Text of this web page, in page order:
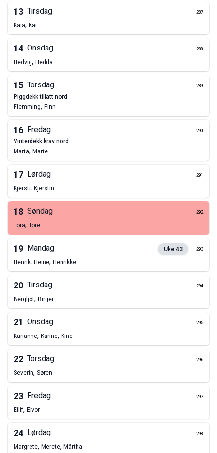
13 Tirsdag 287
Kaia, Kai
14 Onsdag 288
Hedvig, Hedda
15 Torsdag 289
piggdekk tillatt nord
Flemming, Finn
16 Fredag 290
vinterdekk krav nord
Marta, Marte
17 Lørdag 291
Kjersti, Kjerstin
18 Søndag 292
Tora, Tore
19 Mandag Uke43 293
Henrik, Heine, Henrikke
20 Tirsdag 294
Bergljot, Birger
21 Onsdag 295
Karianne, Karine, Kine
22 Torsdag 296
Severin, Søren
23 Fredag 297
Eilif, Eivor
24 Lørdag 298
Margrete, Merete, Märtha